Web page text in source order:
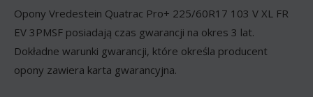
Opony Vredestein Quatrac Pro+ 225/60R17 103 V XL FR
EV 3PMSF posiadają czas gwarancji na okres 3 lat.
Dokładne warunki gwarancji, które określa producent
opony zawiera karta gwarancyjna.